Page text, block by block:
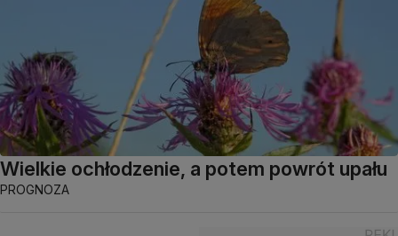
Wielkie ochłodzenie, a potem powrót upału
PROGNOZA